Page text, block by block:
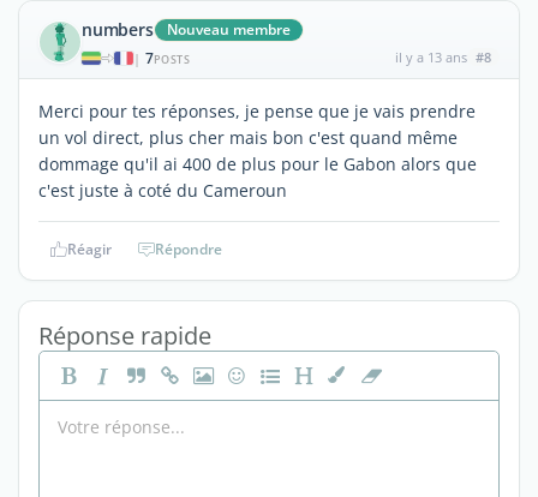
numbers Nouveau membre
| 7POSTS il y a 13 ans #8
Merci pour tes réponses, je pense que je vais prendre
un vol direct, plus cher mais bon c'est quand même
dommage qu'il ai 400 de plus pour le Gabon alors que
c'est juste à coté du Cameroun
Réagir Répondre
Réponse rapide